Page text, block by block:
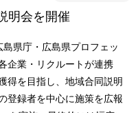
明会を開催
県庁・広島県プロフェッ
企業・リクルートが連携
得を目指し、地域合同説明
登録者を中心に施策を広報